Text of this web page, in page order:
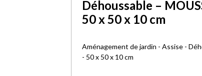
Déhoussable –
50 x 50 x 10 cm
Aménagement de jardin - Assise -
- 50 x 50 x 10 cm